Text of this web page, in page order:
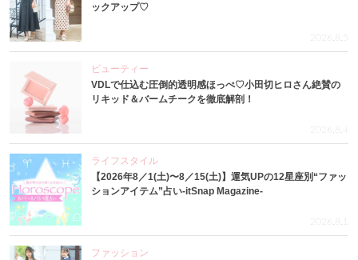
ックアップ♡
2026.8.5
ビューティー
VDLで仕込む圧倒的透明感ほっぺ♡小田切ヒロさん絶賛の
リキッド＆バームチークを徹底解剖！
2026.8.4
ライフスタイル
【2026年8／1(土)〜8／15(土)】運気UPの12星座別“ファッ
ションアイテム”占い-itSnap Magazine-
2026.8.1
ファッション